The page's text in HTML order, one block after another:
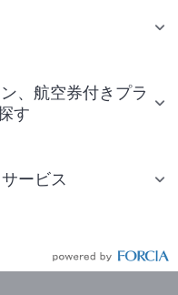
、航空券付きプラ
す
ービス